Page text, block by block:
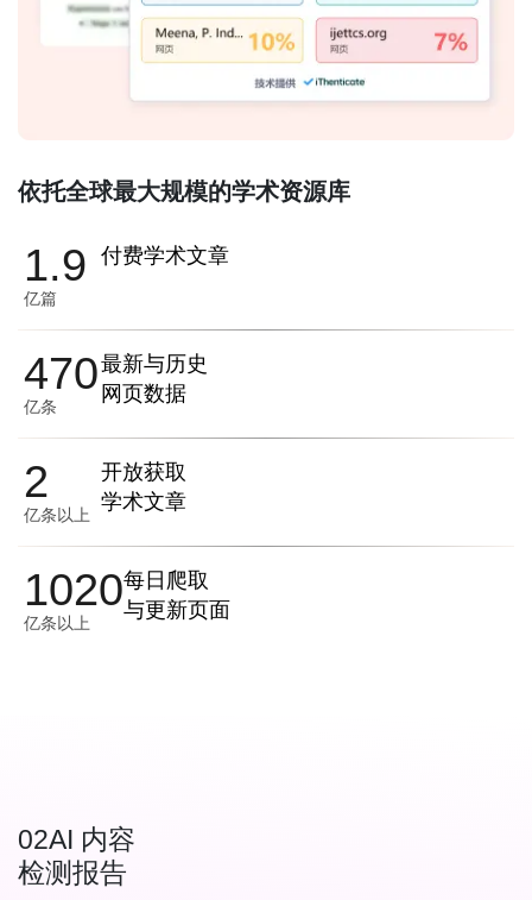
依托全球最大规模的学术资源库
1.9
亿篇
付费学术文章
470
亿条
最新与历史
网页数据
2
亿条以上
开放获取
学术文章
1020
亿条以上
每日爬取
与更新页面
02AI 内容
检测报告